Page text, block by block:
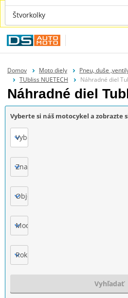
Náhradné diely aj pre tvoje auto
www.dsauto.sk
Domov Moto diely
Pneu, duše
TUbliss NUETECH
Náhradné diel
Náhradné diel
Vyberte si náš motocykel a zobrazte
Vyberte
Značka
Objem motora
Model
Rok výroby
Vyhľadať
Štvorkolky